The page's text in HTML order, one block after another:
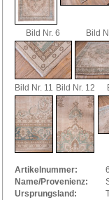
Bild Nr. 6 Bild
Bild Nr. 11 Bild Nr. 12
Artikelnummer:
Name/Provenienz:
Ursprungsland: